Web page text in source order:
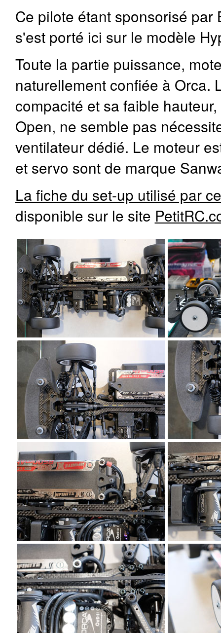
Ce pilote étant sponsorisé
s'est porté ici sur le modèle
Toute la partie puissance,
naturellement confiée à Orca.
compacité et sa faible
Open, ne semble pas
ventilateur dédié. Le moteur
et servo sont de marque
La fiche du set-up utilisé par
disponible sur le site